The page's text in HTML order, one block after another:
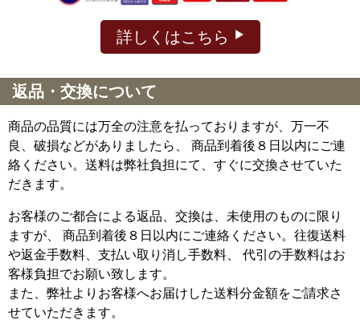
詳しくはこちら
返品・交換について
商品の品質には万全の注意を払っておりますが、万一不
良、破損などがありましたら、 商品到着後８日以内にご連
絡ください。送料は弊社負担にて、すぐに交換させていた
だきます。
お客様のご都合による返品、交換は、未使用のものに限り
ますが、
商品到着後８日以内にご連絡ください。往復送料
や返金手数料、支払い取り消し手数料、 代引の手数料はお
客様負担でお願い致します。
また、弊社よりお客様へお届けした送料分金額をご請求さ
せていただきます。